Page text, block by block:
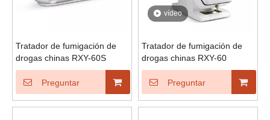
Tratador de fumigación de
drogas chinas RXY-60S
Preguntar
vídeo
Tratador de fumigación de
drogas chinas RXY-60
Preguntar